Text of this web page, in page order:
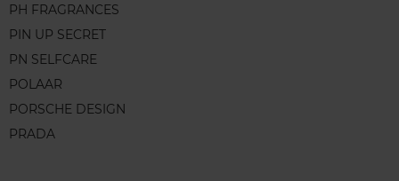
PH FRAGRANCES
PIN UP SECRET
PN SELFCARE
POLAAR
PORSCHE DESIGN
PRADA